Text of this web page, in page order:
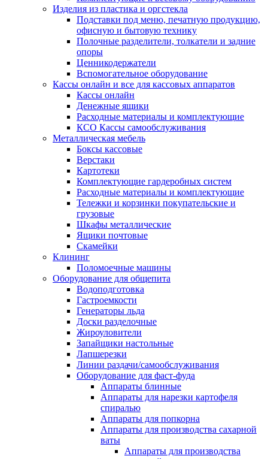
Изделия из пластика и оргстекла
Подставки под меню, печатную продукцию,
офисную и бытовую технику
Полочные разделители, толкатели и задние
опоры
Ценникодержатели
Вспомогательное оборудование
Кассы онлайн и все для кассовых аппаратов
Кассы онлайн
Денежные ящики
Расходные материалы и комплектующие
КСО Кассы самообслуживания
Металлическая мебель
Боксы кассовые
Верстаки
Картотеки
Комплектующие гардеробных систем
Расходные материалы и комплектующие
Тележки и корзинки покупательские и
грузовые
Шкафы металлические
Ящики почтовые
Скамейки
Клининг
Поломоечные машины
Оборудование для общепита
Водоподготовка
Гастроемкости
Генераторы льда
Доски разделочные
Жироуловители
Запайщики настольные
Лапшерезки
Линии раздачи/самообслуживания
Оборудование для фаст-фуда
Аппараты блинные
Аппараты для нарезки картофеля
спиралью
Аппараты для попкорна
Аппараты для производства сахарной
ваты
Аппараты для производства